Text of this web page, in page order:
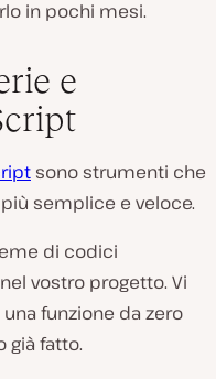
in pochi mesi.
e
sono strumenti che
semplice e veloce.
di codici
vostro progetto. Vi
funzione da zero
già fatto.